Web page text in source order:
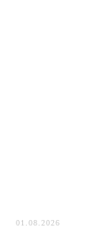
01.08.2026